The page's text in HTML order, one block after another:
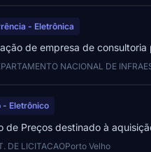
- Eletrônica
de empresa de consultoria
NACIONAL DE
- Eletrônico
de Preços destinado à
DE LICITACAOPorto Velho